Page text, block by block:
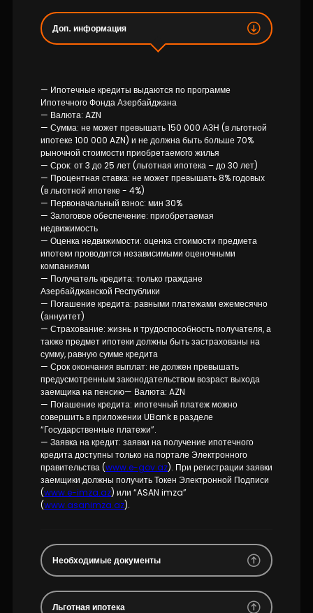
Доп. информация
— Ипотечные кредиты выдаются по программе
Ипотечного Фонда Азербайджана
— Валюта: AZN
— Сумма: не может превышать 150 000 АЗН (в льготной
ипотеке 100 000 AZN) и не должна быть больше 70%
рыночной стоимости приобретаемого жилья
— Срок: от 3 до 25 лет (льготная ипотека – до 30 лет)
— Процентная ставка: не может превышать 8% годовых
(в льготной ипотеке - 4%)
— Первоначальный взнос: мин 30%
— Залоговое обеспечение: приобретаемая
недвижимость
— Оценка недвижимости: оценка стоимости предмета
ипотеки проводится независимыми оценочными
компаниями
— Получатель кредита: только граждане
Азербайджанской Республики
— Погашение кредита: равными платежами ежемесячно
(аннуитет)
— Страхование: жизнь и трудоспособность получателя, а
также предмет ипотеки должны быть застрахованы на
сумму, равную сумме кредита
— Срок окончания выплат: не должен превышать
предусмотренным законодательством возраст выхода
заемщика на пенсию— Валюта: AZN
— Погашение кредита: ипотечный платеж можно
совершить в приложении UBank в разделе
“Государственные платежи”.
— Заявка на кредит: заявки на получение ипотечного
кредита доступны только на портале Электронного
правительства (www.e-gov.az). При регистрации заявки
заемщики должны получить Токен Электронной Подписи
(www.e-imza.az) или “ASAN imza”
(www.asanimza.az).
Необходимые документы
Льготная ипотека